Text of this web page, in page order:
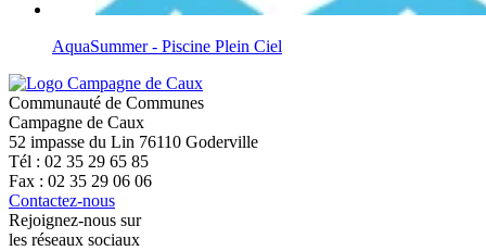
AquaSummer - Piscine Plein Ciel
Communauté de Communes
Campagne de Caux
52 impasse du Lin 76110 Goderville
Tél : 02 35 29 65 85
Fax : 02 35 29 06 06
Contactez-nous
Rejoignez-nous sur
les réseaux sociaux